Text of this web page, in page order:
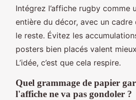
Intégrez l’affiche rugby comme
entière du décor, avec un cadre
le reste. Évitez les
posters bien placés valent
L’idée, c’est que cela respire.
Quel grammage de papier
l'affiche ne va pas gondoler ?